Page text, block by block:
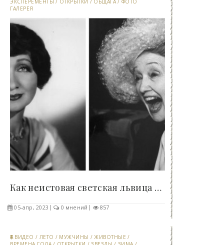
ЭКСПЕРЕМЕНТЫ / ОТКРЫТКИ / ОБЩАГА / ФОТО
ГАЛЕРЕЯ
Как неистовая светская львица разрушила карьеру..
05-апр, 2023 0 мнений 857
ВИДЕО / ЛЕТО / МУЖЧИНЫ /ЖИВОТНЫЕ /